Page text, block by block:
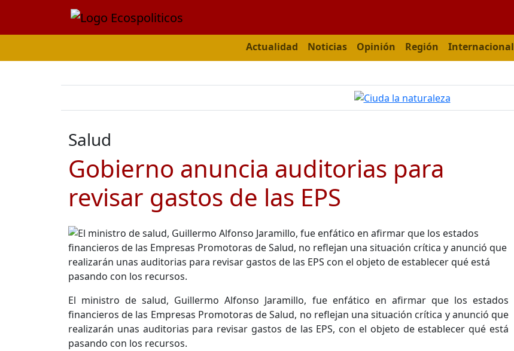
Actualidad Noticias Opinión Región Internacional
Salud
Gobierno anuncia auditorias para
revisar gastos de las EPS
El ministro de salud, Guillermo Alfonso Jaramillo, fue enfático en afirmar que los estados
financieros de las Empresas Promotoras de Salud, no reflejan una situación crítica y anunció que
realizarán unas auditorias para revisar gastos de las EPS, con el objeto de establecer qué está
pasando con los recursos.